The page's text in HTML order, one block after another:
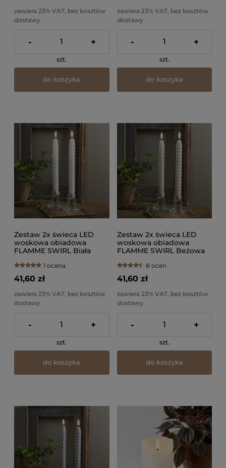
zawiera 23% VAT, bez kosztów
dostawy
- +
szt.
do koszyka
zawiera 23% VAT, bez kosztów
dostawy
- +
szt.
do koszyka
Zestaw 2x świeca LED
woskowa obiadowa
FLAMME SWIRL Biała
1 ocena
41,60 zł
zawiera 23% VAT, bez kosztów
dostawy
- +
szt.
do koszyka
Zestaw 2x świeca LED
woskowa obiadowa
FLAMME SWIRL Beżowa
8 ocen
41,60 zł
zawiera 23% VAT, bez kosztów
dostawy
- +
szt.
do koszyka